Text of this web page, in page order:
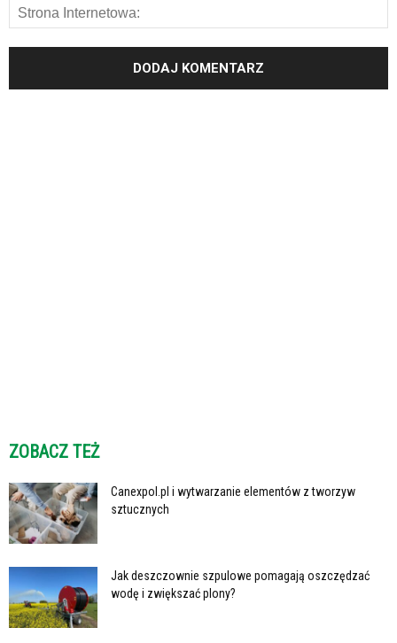
ZOBACZ TEŻ
Canexpol.pl i wytwarzanie elementów z tworzyw
sztucznych
Jak deszczownie szpulowe pomagają oszczędzać
wodę i zwiększać plony?